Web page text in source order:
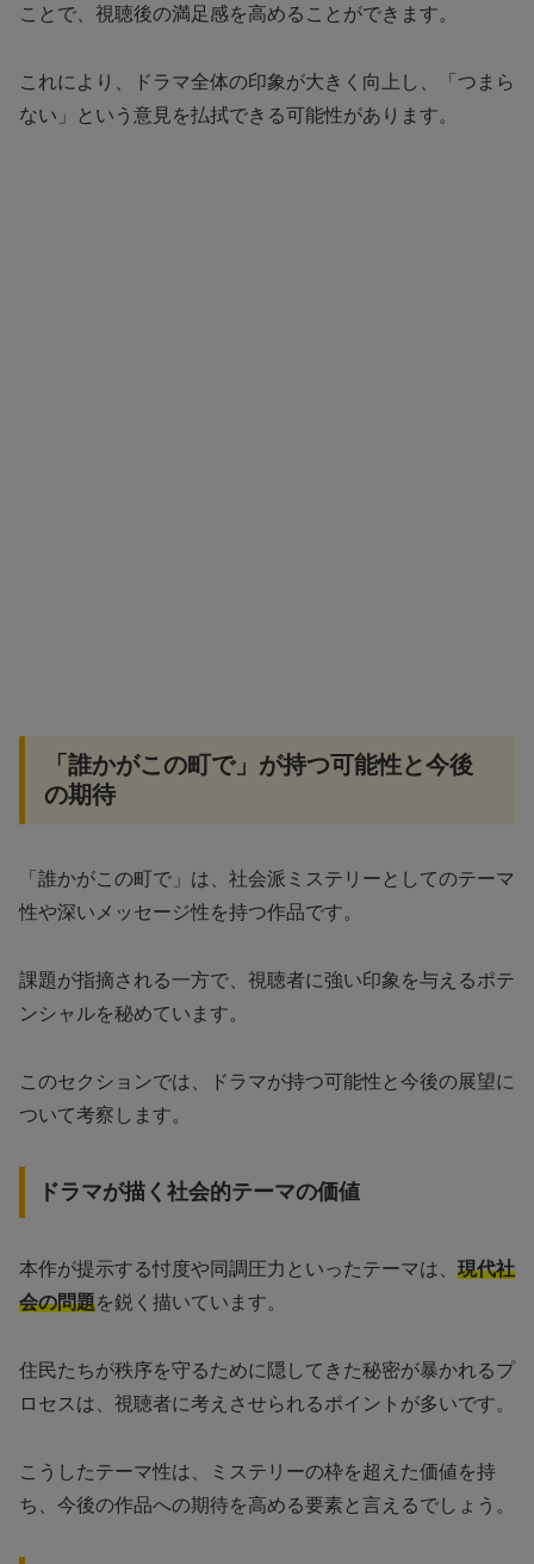
ことで、視聴後の満足感を高めることができます。
これにより、ドラマ全体の印象が大きく向上し、「つまら
ない」という意見を払拭できる可能性があります。
「誰かがこの町で」が持つ可能性と今後
の期待
「誰かがこの町で」は、社会派ミステリーとしてのテーマ
性や深いメッセージ性を持つ作品です。
課題が指摘される一方で、視聴者に強い印象を与えるポテ
ンシャルを秘めています。
このセクションでは、ドラマが持つ可能性と今後の展望に
ついて考察します。
ドラマが描く社会的テーマの価値
本作が提示する忖度や同調圧力といったテーマは、 現代社
会の問題を鋭く描いています。
住民たちが秩序を守るために隠してきた秘密が暴かれるプ
ロセスは、視聴者に考えさせられるポイントが多いです。
こうしたテーマ性は、ミステリーの枠を超えた価値を持
ち、今後の作品への期待を高める要素と言えるでしょう。